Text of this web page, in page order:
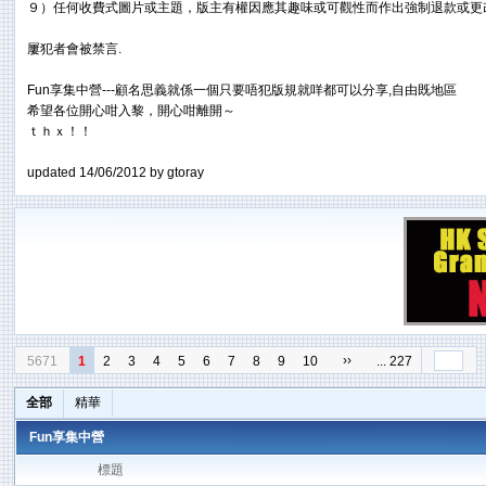
９）任何收費式圖片或主題，版主有權因應其趣味或可觀性而作出強制退款或更
屢犯者會被禁言.
Fun享集中營---顧名思義就係一個只要唔犯版規就咩都可以分享,自由既地區
希望各位開心咁入黎，開心咁離開～
ｔｈｘ！！
updated 14/06/2012 by gtoray
5671 1 2 3 4 5 6 7 8 9 10 ›› ... 227
全部 精華
Fun享集中營
標題